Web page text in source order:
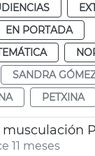
EN PORTADA
SANDRA
PETXINA
11 meses